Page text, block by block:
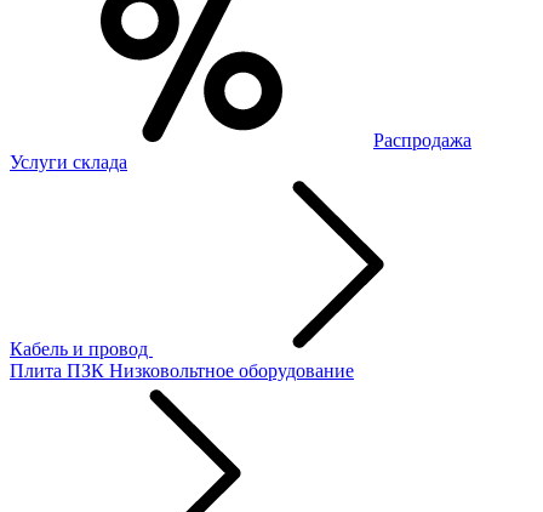
Распродажа
Услуги склада
Кабель и провод
Плита ПЗК Низковольтное оборудование